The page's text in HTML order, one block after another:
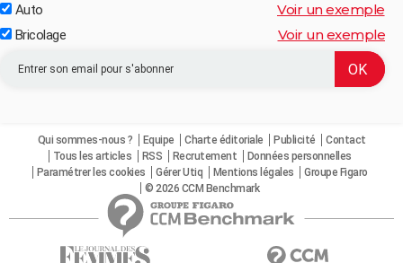
Auto Voir un exemple
Bricolage Voir un exemple
Qui sommes-nous ? Equipe Charte éditoriale Publicité
Contact
Tous les articles
RSS Recrutement
Données personnelles
Paramétrer les cookies
Gérer Utiq Mentions légales
Groupe Figaro
© 2026 CCM Benchmark